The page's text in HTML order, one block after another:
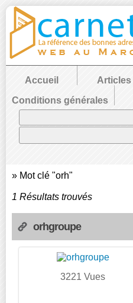
Accueil Articles
Conditions générales
» Mot clé "orh"
1 Résultats trouvés
orhgroupe
3221 Vues